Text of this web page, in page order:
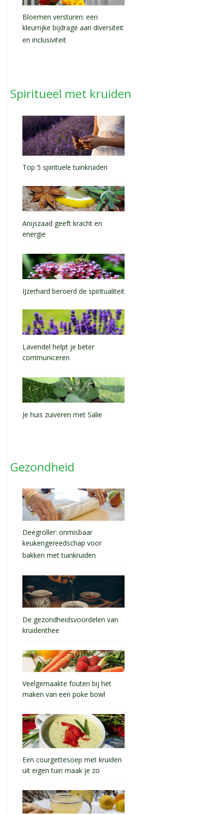
Bloemen versturen: een
kleurrijke bijdrage aan diversiteit
en inclusiviteit
Spiritueel met kruiden
Top 5 spirituele tuinkruiden
Anijszaad geeft kracht en
energie
IJzerhard beroerd de spiritualiteit
Lavendel helpt je beter
communiceren
Je huis zuiveren met Salie
Gezondheid
Deegroller: onmisbaar
keukengereedschap voor
bakken met tuinkruiden
De gezondheidsvoordelen van
kruidenthee
Veelgemaakte fouten bij het
maken van een poke bowl
Een courgettesoep met kruiden
uit eigen tuin maak je zo